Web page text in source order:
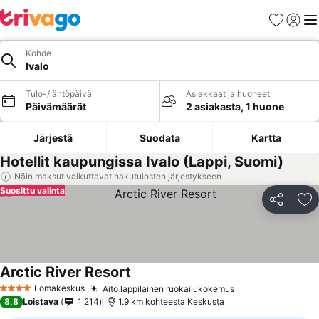
Suosikit
Kohde
Ivalo
Tulo-/lähtöpäivä
Päivämäärät
Asiakkaat ja huoneet
2 asiakasta, 1 huone
Järjestä Suodata Kartta
Hotellit kaupungissa Ivalo (Lappi, Suomi)
Näin maksut vaikuttavat hakutulosten järjestykseen
Jaa
Suosittu valinta
4 TähtiluokitusLomakeskus Aito lappilainen ruokailukokemusKatso hinnat
Arctic River Resort
8,8 Loistava 1 214 1.9 km kohteesta Keskusta